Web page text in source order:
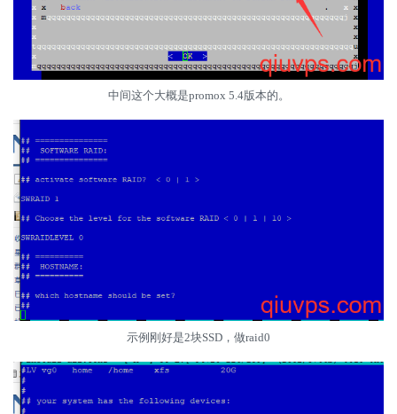
中间这个大概是promox 5.4版本的。
示例刚好是2块SSD，做raid0